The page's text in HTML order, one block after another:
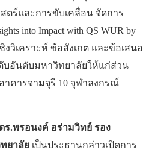
ตร์และการขับเคลื่อน จัดการ
into Impact with QS WUR by
งวิเคราะห์ ข้อสังเกต และข้อเสนอ
บอันดับมหาวิทยาลัยให้แก่ส่วน
าคารจามจุรี 10 จุฬาลงกรณ์
ร.พรอนงค์ อร่ามวิทย์ รอง
ยาลัย เป็นประธานกล่าวเปิดการ